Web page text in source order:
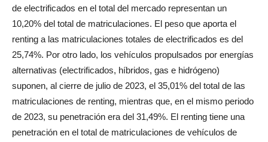
de electrificados en el total del mercado representan un
10,20% del total de matriculaciones. El peso que aporta el
renting a las matriculaciones totales de electrificados es del
25,74%. Por otro lado, los vehículos propulsados por energías
alternativas (electrificados, híbridos, gas e hidrógeno)
suponen, al cierre de julio de 2023, el 35,01% del total de las
matriculaciones de renting, mientras que, en el mismo periodo
de 2023, su penetración era del 31,49%. El renting tiene una
penetración en el total de matriculaciones de vehículos de